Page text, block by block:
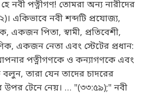
নবী পত্নীগণ! তোমরা অন্য নারীদের
একিভাবে নবী শব্দটি প্রযোজ্য,
একজন পিতা, স্বামী, প্রতিবেশী,
একজন নেতা এবং স্টেটের প্রধান:
পত্নীগণকে ও কন্যাগণকে এবং
বলুন, তারা যেন তাদের চাদরের
উপর টেনে নেয়। … "(৩৩:৫৯);" নবী